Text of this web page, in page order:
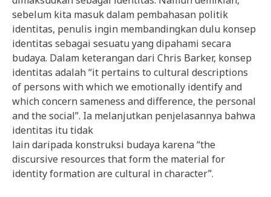
sebelum kita masuk dalam pembahasan politik
identitas, penulis ingin membandingkan dulu konsep
identitas sebagai sesuatu yang dipahami secara
budaya. Dalam keterangan dari Chris Barker, konsep
identitas adalah “it pertains to cultural descriptions
of persons with which we emotionally identify and
which concern sameness and difference, the personal
and the social”. Ia melanjutkan penjelasannya bahwa
identitas itu tidak
lain daripada konstruksi budaya karena “the
discursive resources that form the material for
identity formation are cultural in character”.